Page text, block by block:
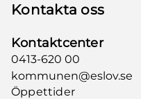
Kontakta oss
Kontaktcenter
0413-620 00
kommunen@eslov.se
Öppettider